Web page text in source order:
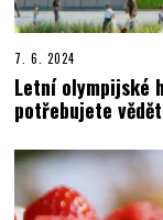
7. 6. 2024
Letní olympijské
potřebujete vědět